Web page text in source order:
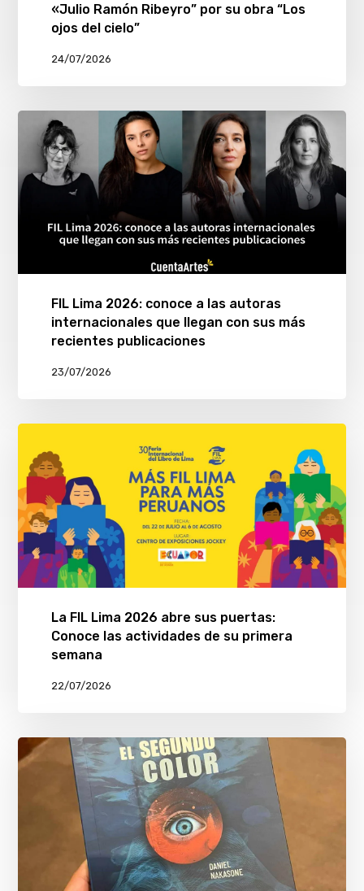
«Julio Ramón Ribeyro” por su obra “Los
ojos del cielo”
24/07/2026
FIL Lima 2026: conoce a las autoras
internacionales que llegan con sus más
recientes publicaciones
23/07/2026
La FIL Lima 2026 abre sus puertas:
Conoce las actividades de su primera
semana
22/07/2026